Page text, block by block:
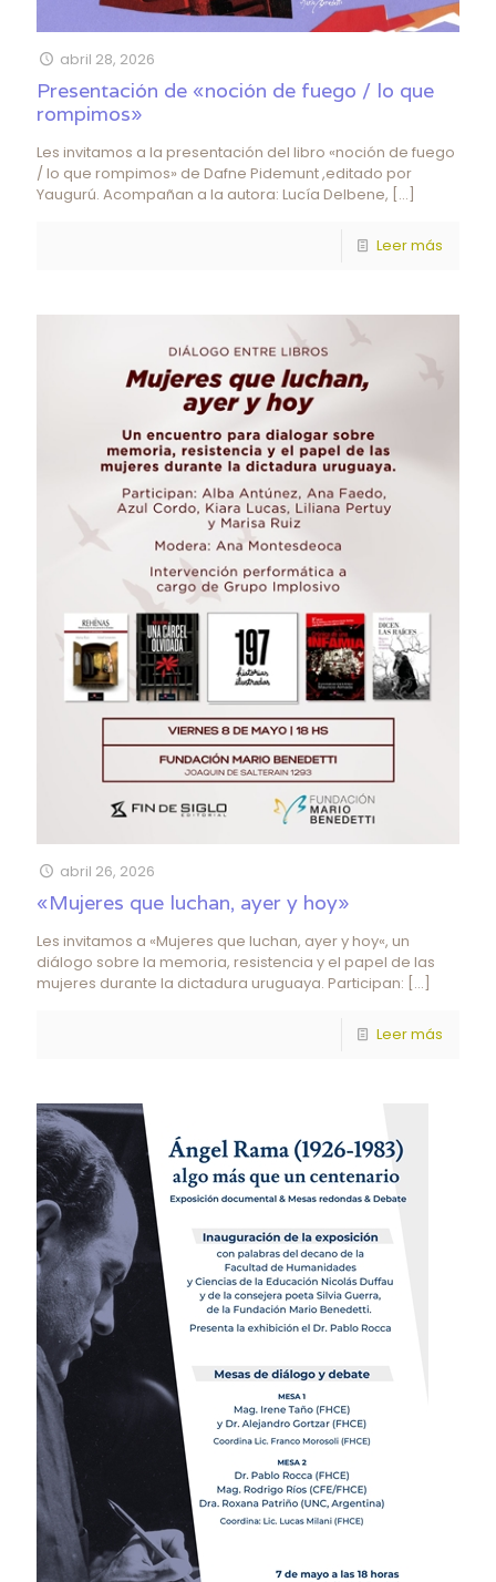
abril 28, 2026
Presentación de «noción de fuego / lo que
rompimos»
Les invitamos a la presentación del libro «noción de fuego
/ lo que rompimos» de Dafne Pidemunt ,editado por
Yaugurú. Acompañan a la autora: Lucía Delbene, […]
Leer más
abril 26, 2026
«Mujeres que luchan, ayer y hoy»
Les invitamos a «Mujeres que luchan, ayer y hoy«, un
diálogo sobre la memoria, resistencia y el papel de las
mujeres durante la dictadura uruguaya. Participan: […]
Leer más